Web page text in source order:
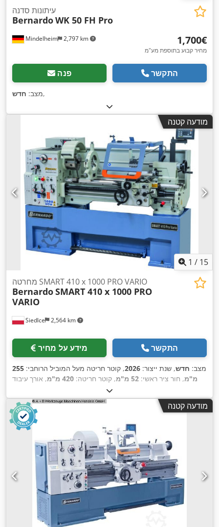
Mindelheim 2,797 km
עיתונות סדנה
BernardoWK 50 FH Pro
‏1,700 ‏€
מחיר קבוע בתוספת מע"מ
פנה התקשר
מצב: חדש ,
מודעה קטנה
1 / 15
Siedlce 2,564 km
מחרטה SMART 410 x 1000 PRO VARIO
BernardoSMART 410 x 1000 PRO
VARIO
מידע על מחיר התקשר
מצב: חדש, שנת ייצור: 2026, קוטר חריטה מעל המוביל הרוחבי: 255
מ"מ, חור ציר ראשי: 52 מ"מ , קוטר חריטה: 420 מ"מ
, אורך עיבוד
, מהירות ציר (מקסימלית):
מהירות ציר (בדקה):30 סל"ד , משקל כולל:1,145 ק"ג
, ציוד:
מהירות סיבוב משתנה ללא הגבלה
מודעה קטנה